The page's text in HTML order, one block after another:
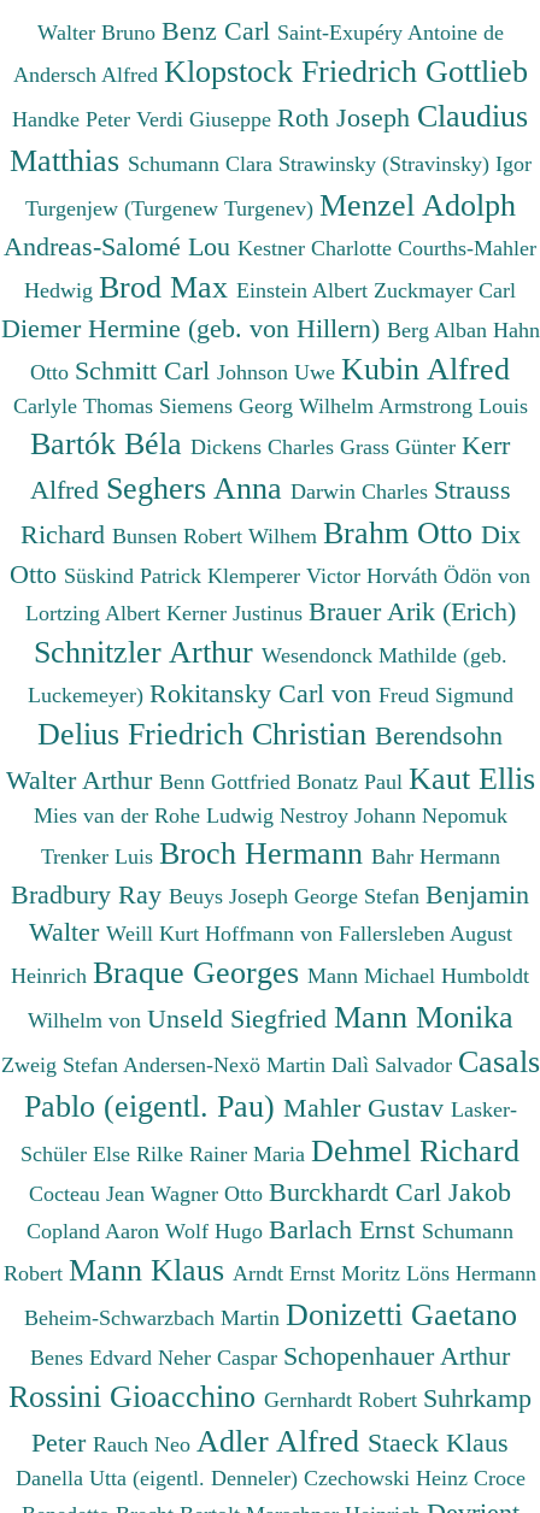
Walter Bruno Benz Carl Saint-Exupéry Antoine de
Andersch Alfred Klopstock Friedrich Gottlieb
Handke Peter Verdi Giuseppe Roth Joseph Claudius
Matthias Schumann Clara Strawinsky (Stravinsky) Igor
Turgenjew (Turgenew Turgenev) Menzel Adolph
Andreas-Salomé Lou Kestner Charlotte Courths-Mahler
Hedwig Brod Max Einstein Albert Zuckmayer Carl
Diemer Hermine (geb. von Hillern) Berg Alban Hahn
Otto Schmitt Carl Johnson Uwe Kubin Alfred
Carlyle Thomas Siemens Georg Wilhelm Armstrong Louis
Bartók Béla Dickens Charles Grass Günter Kerr
Alfred Seghers Anna Darwin Charles Strauss
Richard Bunsen Robert Wilhem Brahm Otto Dix
Otto Süskind Patrick Klemperer Victor Horváth Ödön von
Lortzing Albert Kerner Justinus Brauer Arik (Erich)
Schnitzler Arthur Wesendonck Mathilde (geb.
Luckemeyer) Rokitansky Carl von Freud Sigmund
Delius Friedrich Christian Berendsohn
Walter Arthur Benn Gottfried Bonatz Paul Kaut Ellis
Mies van der Rohe Ludwig Nestroy Johann Nepomuk
Trenker Luis Broch Hermann Bahr Hermann
Bradbury Ray Beuys Joseph George Stefan Benjamin
Walter Weill Kurt Hoffmann von Fallersleben August
Heinrich Braque Georges Mann Michael Humboldt
Wilhelm von Unseld Siegfried Mann Monika
Zweig Stefan Andersen-Nexö Martin Dalì Salvador Casals
Pablo (eigentl. Pau) Mahler Gustav Lasker-
Schüler Else Rilke Rainer Maria Dehmel Richard
Cocteau Jean Wagner Otto Burckhardt Carl Jakob
Copland Aaron Wolf Hugo Barlach Ernst Schumann
Robert Mann Klaus Arndt Ernst Moritz Löns Hermann
Beheim-Schwarzbach Martin Donizetti Gaetano
Benes Edvard Neher Caspar Schopenhauer Arthur
Rossini Gioacchino Gernhardt Robert Suhrkamp
Peter Rauch Neo Adler Alfred Staeck Klaus
Danella Utta (eigentl. Denneler) Czechowski Heinz Croce